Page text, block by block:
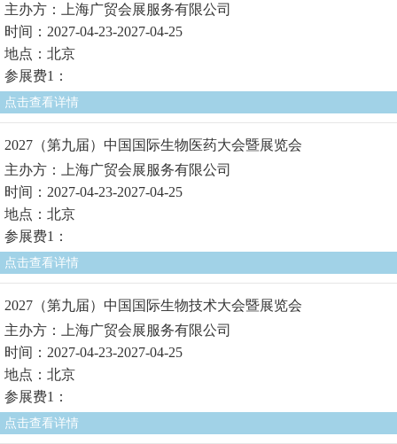
主办方：上海广贸会展服务有限公司
时间：2027-04-23-2027-04-25
地点：北京
参展费1：
点击查看详情
2027（第九届）中国国际生物医药大会暨展览会
主办方：上海广贸会展服务有限公司
时间：2027-04-23-2027-04-25
地点：北京
参展费1：
点击查看详情
2027（第九届）中国国际生物技术大会暨展览会
主办方：上海广贸会展服务有限公司
时间：2027-04-23-2027-04-25
地点：北京
参展费1：
点击查看详情